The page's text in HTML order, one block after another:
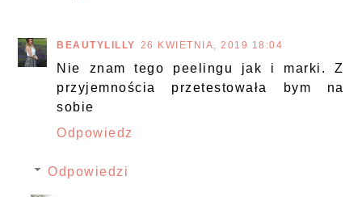
BEAUTYLILLY 26 KWIETNIA, 2019 18:04
Nie znam tego peelingu jak i marki. Z
przyjemnościa przetestowała bym na
sobie
Odpowiedz
Odpowiedzi